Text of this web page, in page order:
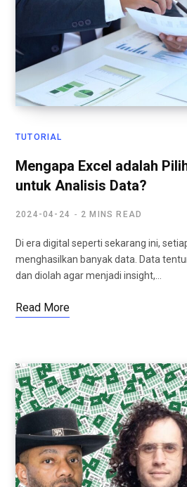
TUTORIAL
Mengapa Excel adalah
untuk Analisis Data?
2024-04-24 2 MINS READ
Di era digital seperti sekarang ini,
menghasilkan banyak data. Data
dan diolah agar menjadi insight,…
Read More